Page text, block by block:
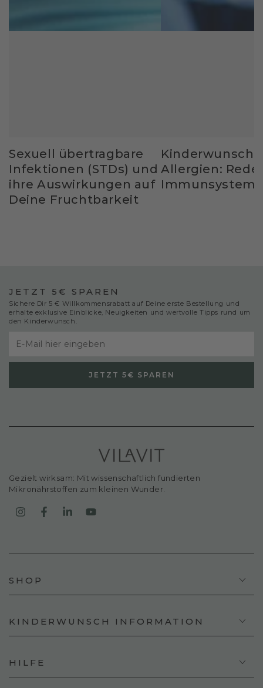
Sexuell übertragbare
Infektionen (STDs) und
ihre Auswirkungen auf
Deine Fruchtbarkeit
Kinderwunsch
Allergien:
Immunsystem
JETZT 5€ SPAREN
Sichere Dir 5 € Willkommensrabatt auf Deine erste Bestellung und
erhalte exklusive Einblicke, Neuigkeiten und wertvolle Tipps rund um
den Kinderwunsch.
E-
Mail
JETZT 5€ SPAREN
Gezielt wirksam: Mit wissenschaftlich fundierten
Mikronährstoffen zum kleinen Wunder.
InstagramFacebookLinkedIn
SHOP
KINDERWUNSCH INFORMATION
HILFE